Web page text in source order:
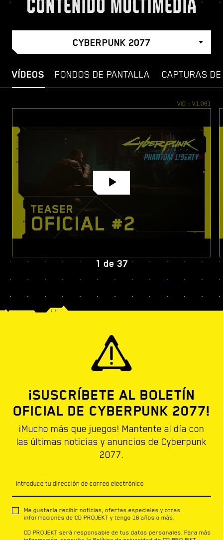
CONTENIDO MULTIMEDIA
CYBERPUNK 2077
VÍDEOS FONDOS DE PANTALLA CAPTURAS
1 de37
¡SUSCRÍBETE AL BOLETÍN
OFICIAL DE CYBERPUNK 2077!
¡Mucho más que juegos! Mantente al día con
las últimas noticias y anuncios de Cyberpunk
2077.
Introduce tu dirección de correo electrónico
Me gustaría recibir noticias, ofertas especiales y otras
informaciones de CD PROJEKT y tengo 16 años o más.
CD PROJEKT será responsable de tus datos personales. Para más